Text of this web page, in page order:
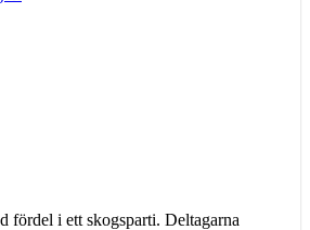
fördel i ett skogsparti. Deltagarna